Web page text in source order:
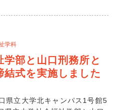
学科
部と山口刑務所と
式を実施しました
県立大学北キャンパス1号館5